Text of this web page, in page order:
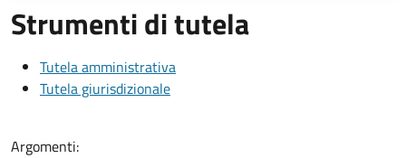
Strumenti di tutela
Tutela amministrativa
Tutela giurisdizionale
Argomenti: